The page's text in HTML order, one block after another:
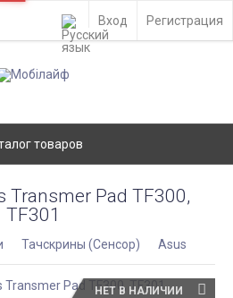
Вход Регистрация
товаров
Transmer Pad TF300,
TF301
Тачскрины (Сенсор) Asus
НЕТ В НАЛИЧИИ